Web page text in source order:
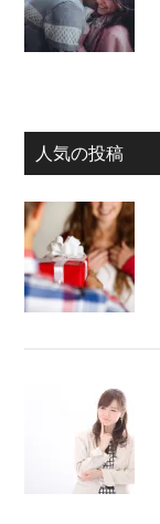
人気の投稿